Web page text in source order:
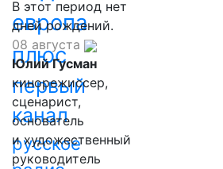
европа
плюс
первый
канал
русское
В этот период нет
дней рождений.
08 августа
Юлий Гусман
кинорежиссер,
сценарист,
основатель
и художественный
руководитель